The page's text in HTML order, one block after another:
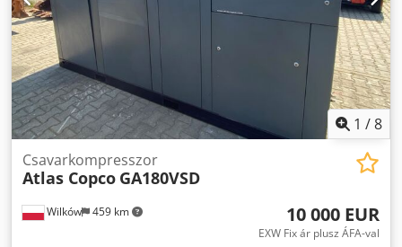
1 /8
Wilków 459 km
Csavarkompresszor
Atlas Copco GA180VSD
10 000 EUR
EXW Fix ár plusz ÁFA-val